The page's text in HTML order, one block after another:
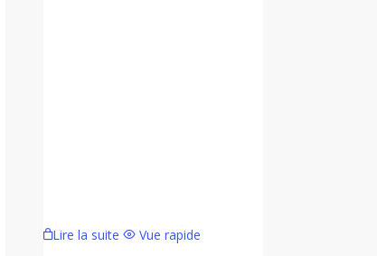
Lire la suite Vue rapide